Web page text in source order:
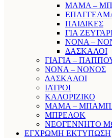
ΜΑΜΑ –
ΠΑΙΔΙΚΕΣ
ΓΙΑ
ΝΟΝΑ –
ΔΑΣΚΑΛΟΙ
ΓΙΑΓΙΑ –
ΝΟΝΑ – ΝΟΝΟΣ
ΔΑΣΚΑΛΟΙ
ΙΑΤΡΟΙ
ΚΑΛΟΡΙΖΙΚΟ
ΜΑΜΑ –
ΜΠΡΕΛΟΚ
ΝΕΟΓΕΝΝΗΤΟ
ΕΓΧΡΩΜΗ ΕΚΤΥΠΩΣΗ